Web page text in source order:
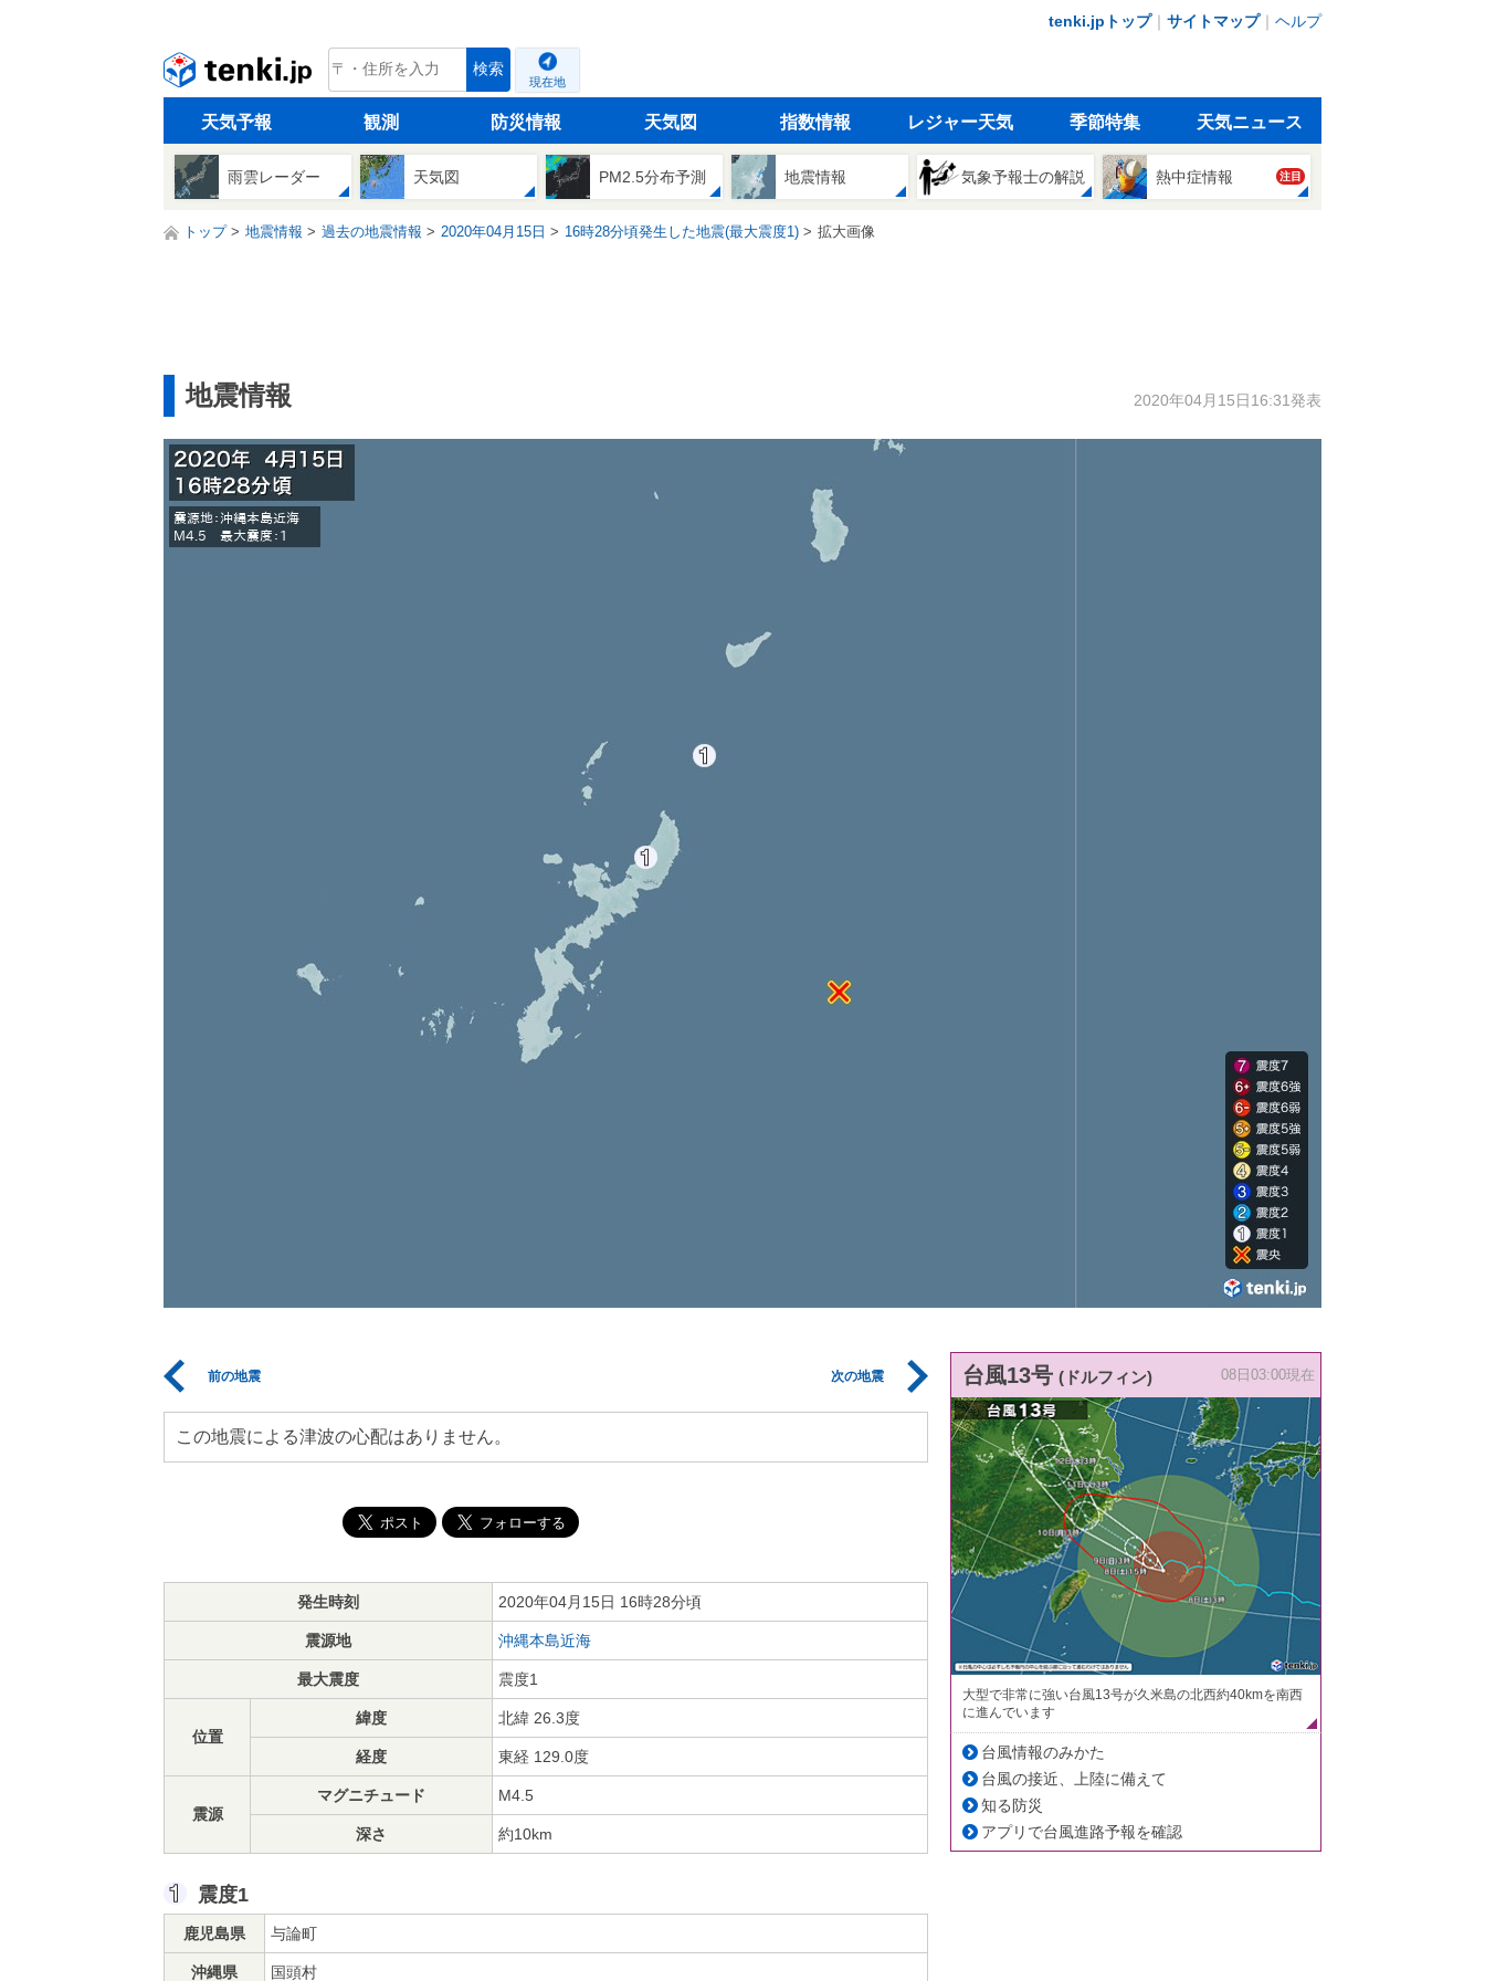
tenki.jpトップ｜ サイトマップ｜ ヘルプ
tenki.jp 検索
現在地
天気予報 観測 防災情報 天気図 指数情報 レジャー天気 季節特集 天気ニュース
雨雲レーダー 天気図 PM2.5分布予測 地震情報 気象予報士の解説 熱中症情報 注目
トップ 地震情報 過去の地震情報 2020年04月15日 16時28分頃発生した地震(最大震度1) 拡大画像
地震情報 2020年04月15日16:31発表
前の地震 次の地震
この地震による津波の心配はありません。
発生時刻 2020年04月15日 16時28分頃
震源地 沖縄本島近海
最大震度 震度1
位置
緯度 北緯 26.3度
経度 東経 129.0度
震源
マグニチュード M4.5
深さ 約10km
震度1
鹿児島県 与論町
沖縄県 国頭村
台風13号 (ドルフィン) 08日03:00現在
大型で非常に強い台風13号が久米島の北西約40kmを南西
に進んでいます
台風情報のみかた
台風の接近、上陸に備えて
知る防災
アプリで台風進路予報を確認